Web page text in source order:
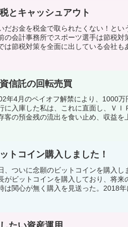
とキャッシュアウト
だお金を税金で取られたくない！とい
の会計事務所でスポーツ選手は節税
は節税対策を全面に出している会社も
信託の回転売買
年4月のペイオフ解禁により、1000
に入庫した私は、これに直面し、ＶＩ
客の預金残の流出を食い止め、収益を
トコイン購入しました！
、ついに念願のビットコインを購入
がビットコインを購入しており、将来
は関心が無く購入を見送った。2018年